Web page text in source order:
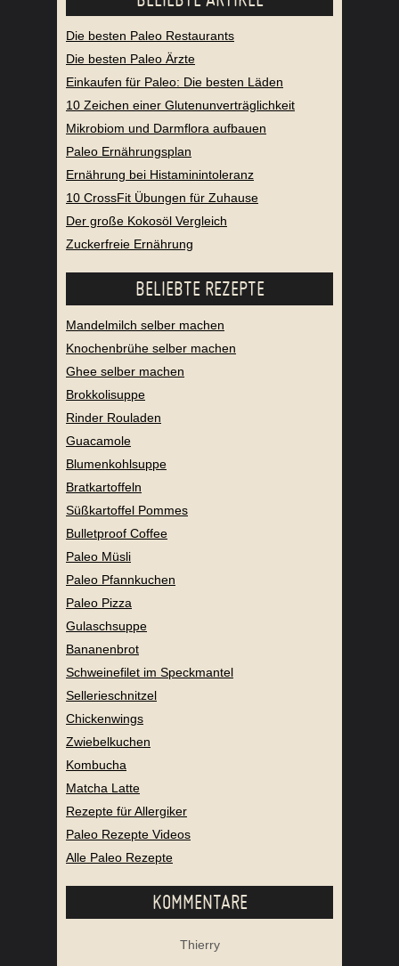
Die besten Paleo Restaurants
Die besten Paleo Ärzte
Einkaufen für Paleo: Die besten Läden
10 Zeichen einer Glutenunverträglichkeit
Mikrobiom und Darmflora aufbauen
Paleo Ernährungsplan
Ernährung bei Histaminintoleranz
10 CrossFit Übungen für Zuhause
Der große Kokosöl Vergleich
Zuckerfreie Ernährung
BELIEBTE REZEPTE
Mandelmilch selber machen
Knochenbrühe selber machen
Ghee selber machen
Brokkolisuppe
Rinder Rouladen
Guacamole
Blumenkohlsuppe
Bratkartoffeln
Süßkartoffel Pommes
Bulletproof Coffee
Paleo Müsli
Paleo Pfannkuchen
Paleo Pizza
Gulaschsuppe
Bananenbrot
Schweinefilet im Speckmantel
Sellerieschnitzel
Chickenwings
Zwiebelkuchen
Kombucha
Matcha Latte
Rezepte für Allergiker
Paleo Rezepte Videos
Alle Paleo Rezepte
KOMMENTARE
Thierry